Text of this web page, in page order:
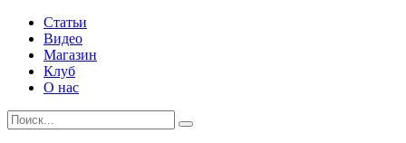
Статьи
Видео
Магазин
Клуб
О нас